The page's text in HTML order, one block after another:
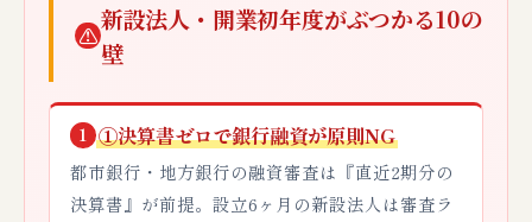
⚠
新設法人・開業初年度がぶつかる10の
壁
1 ①決算書ゼロで銀行融資が原則NG
都市銀行・地方銀行の融資審査は『直近2期分の
決算書』が前提。設立6ヶ月の新設法人は審査ラ